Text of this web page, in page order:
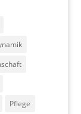
Pflege